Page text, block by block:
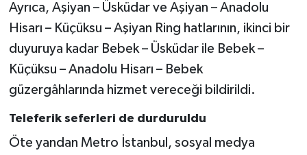
Ayrıca, Aşiyan – Üsküdar ve Aşiyan – Anadolu
Hisarı – Küçüksu – Aşiyan Ring hatlarının, ikinci bir
duyuruya kadar Bebek – Üsküdar ile Bebek –
Küçüksu – Anadolu Hisarı – Bebek
güzergâhlarında hizmet vereceği bildirildi.
Teleferik seferleri de durduruldu
Öte yandan Metro İstanbul, sosyal medya